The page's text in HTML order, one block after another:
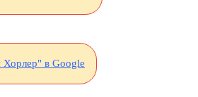
в Google